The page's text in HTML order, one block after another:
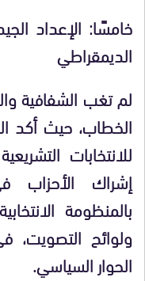
خامسًا: الإعداد
الديمقراطي
لم تغب الشفافية
الخطاب، حيث أكد
للانتخابات
إشراك الأحزاب
بالمنظومة
ولوائح التصويت،
الحوار السياسي.